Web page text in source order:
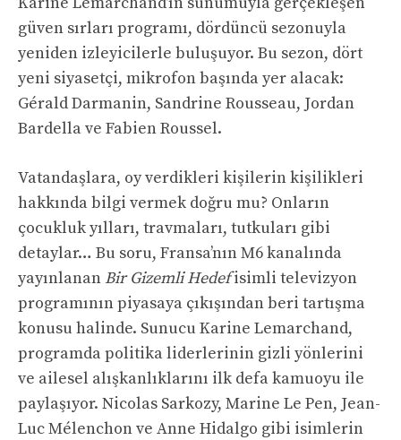
güven sırları programı, dördüncü sezonuyla
yeniden izleyicilerle buluşuyor. Bu sezon, dört
yeni siyasetçi, mikrofon başında yer alacak:
Gérald Darmanin, Sandrine Rousseau, Jordan
Bardella ve Fabien Roussel.
Vatandaşlara, oy verdikleri kişilerin kişilikleri
hakkında bilgi vermek doğru mu? Onların
çocukluk yılları, travmaları, tutkuları gibi
detaylar… Bu soru, Fransa’nın M6 kanalında
yayınlanan Bir Gizemli Hedefisimli televizyon
programının piyasaya çıkışından beri tartışma
konusu halinde. Sunucu Karine Lemarchand,
programda politika liderlerinin gizli yönlerini
ve ailesel alışkanlıklarını ilk defa kamuoyu ile
paylaşıyor. Nicolas Sarkozy, Marine Le Pen, Jean-
Luc Mélenchon ve Anne Hidalgo gibi isimlerin